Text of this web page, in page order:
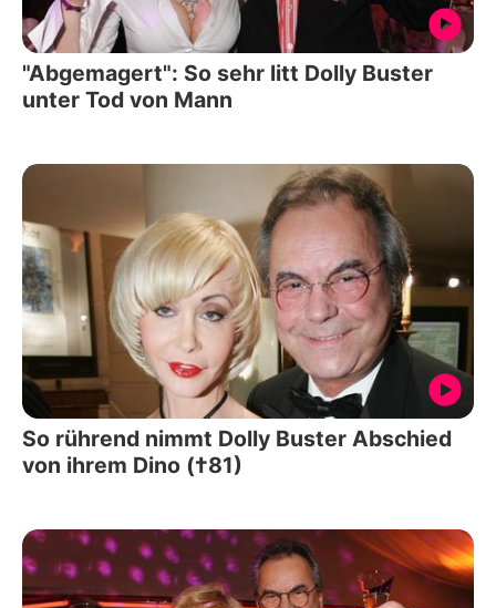
"Abgemagert": So sehr litt Dolly Buster
unter Tod von Mann
So rührend nimmt Dolly Buster Abschied
von ihrem Dino (†81)